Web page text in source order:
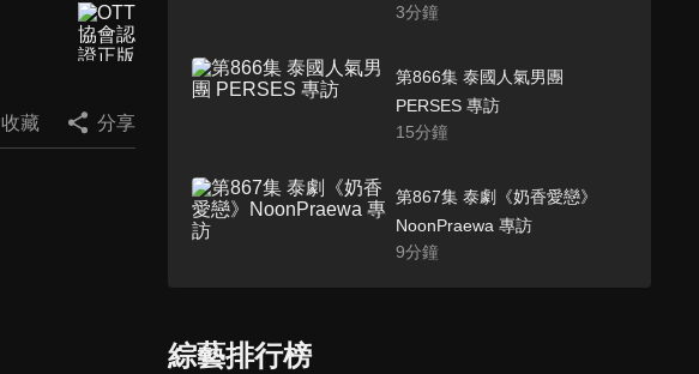
收藏 分享
3分鐘
第866集 泰國人氣男團
PERSES 專訪
15分鐘
第867集 泰劇《奶香愛戀》
NoonPraewa 專訪
9分鐘
綜藝排行榜